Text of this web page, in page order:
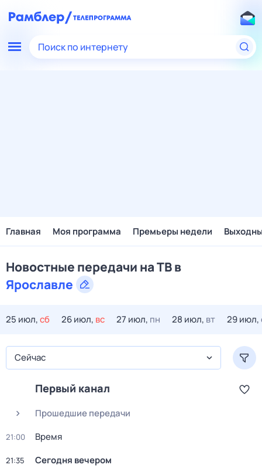
Поиск по интернету
Главная Моя программа Премьеры недели
Новостные передачи на ТВ в
Ярославле
25 июл,сб 26 июл, вс 27 июл, пн 28 июл, вт 29 июл,
Сейчас
Первый канал
Прошедшие передачи
21:00 Время
21:35 Сегодня вечером